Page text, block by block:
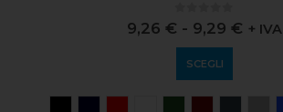
0 out of 5
9,26 € - 9,29 € + IVA
SCEGLI